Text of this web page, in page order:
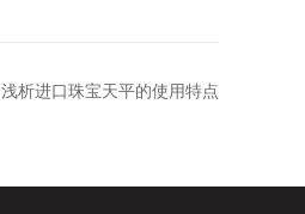
浅析进口珠宝天平的使用特点